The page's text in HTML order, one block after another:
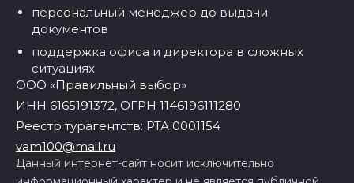
персональный менеджер до выдачи
документов
поддержка офиса и директора в сложных
ситуациях
ООО «Правильный выбор»
ИНН 6165191372, ОГРН 1146196111280
Реестр турагентств: РТА 0001154
vam100@mail.ru
Данный интернет-сайт носит исключительно